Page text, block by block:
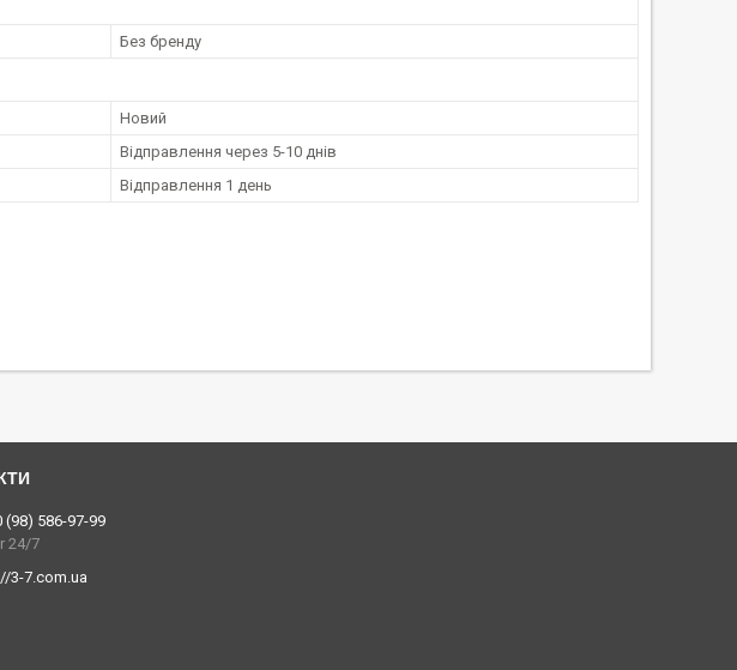
Без бренду
Новий
Відправлення через 5-10 днів
Відправлення 1 день
(98) 586-97-99
24/7
3-7.com.ua